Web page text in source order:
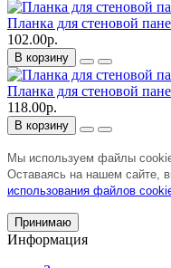
Планка для стеновой
102.00р.
В корзину
Планка для стеновой
118.00р.
В корзину
Мы используем файлы
Оставаясь на нашем сайте,
использования файлов
Принимаю
Информация